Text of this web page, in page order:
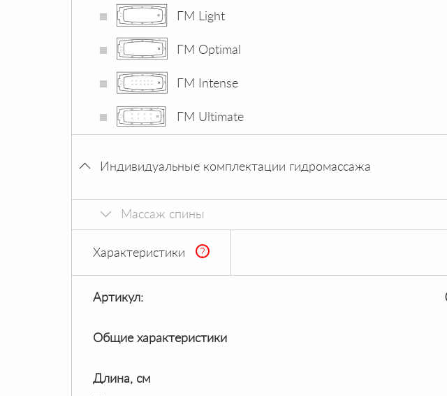
ГМ Light
ГМ Optimal
ГМ Intense
ГМ Ultimate
Индивидуальные комплектации гидромассажа
Массаж спины
Характеристики ?
Артикул:
Общие характеристики
Длина, см